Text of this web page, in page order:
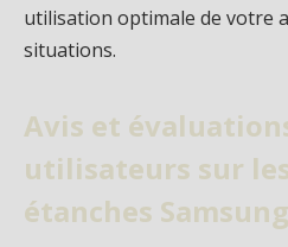
utilisation optimale de votre
situations.
Avis et
utilisateurs sur
étanches